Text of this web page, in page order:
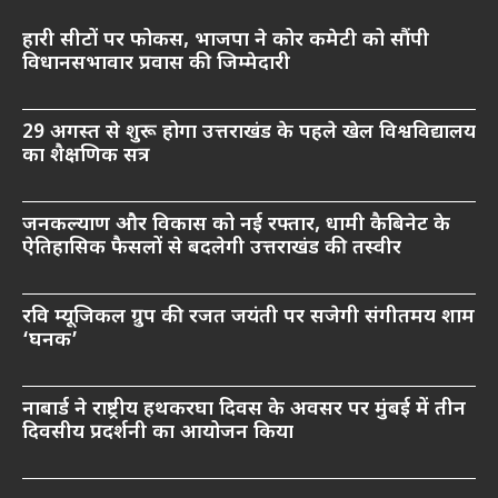
हारी सीटों पर फोकस, भाजपा ने कोर कमेटी को सौंपी
विधानसभावार प्रवास की जिम्मेदारी
29 अगस्त से शुरू होगा उत्तराखंड के पहले खेल विश्वविद्यालय
का शैक्षणिक सत्र
जनकल्याण और विकास को नई रफ्तार, धामी कैबिनेट के
ऐतिहासिक फैसलों से बदलेगी उत्तराखंड की तस्वीर
रवि म्यूजिकल ग्रुप की रजत जयंती पर सजेगी संगीतमय शाम
‘घनक’
नाबार्ड ने राष्ट्रीय हथकरघा दिवस के अवसर पर मुंबई में तीन
दिवसीय प्रदर्शनी का आयोजन किया